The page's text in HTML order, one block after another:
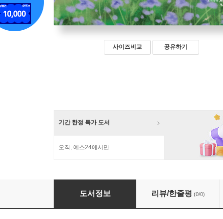
사이즈비교 공유하기
기간 한정 특가 도서
오직, 예스24에서만
단!! 한번뿐인 인생
도서정보 리뷰/한줄평 (0/0)